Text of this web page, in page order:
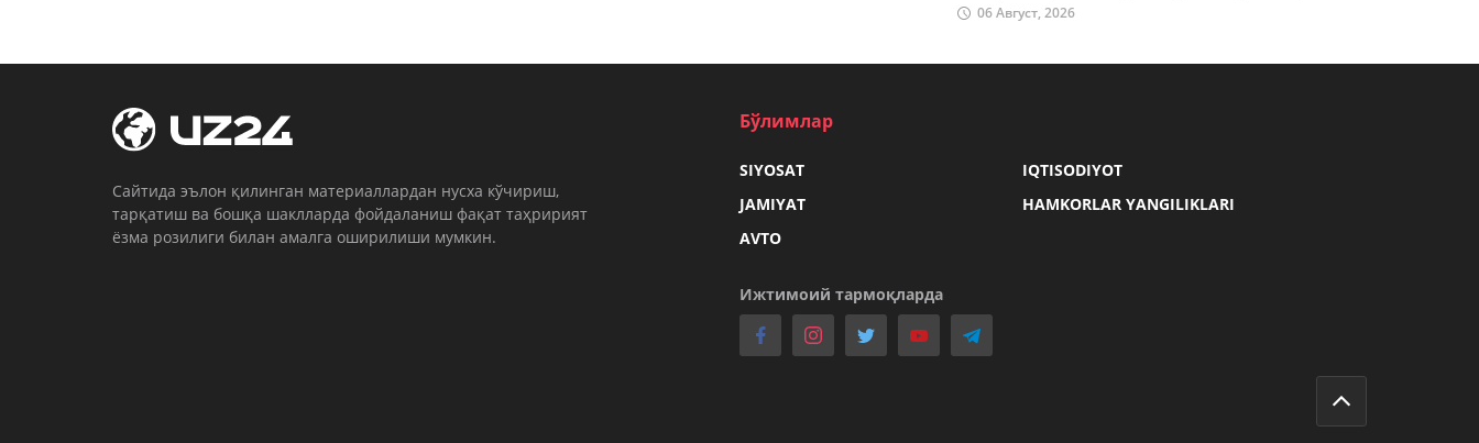
06 Август, 2026
Cайтида эълон қилинган материаллардан нусха кўчириш,
тарқатиш ва бошқа шаклларда фойдаланиш фақат таҳририят
ёзма розилиги билан амалга оширилиши мумкин.
Бўлимлар
SIYOSAT
IQTISODIYOT
JAMIYAT
HAMKORLAR YANGILIKLARI
AVTO
Ижтимоий тармоқларда